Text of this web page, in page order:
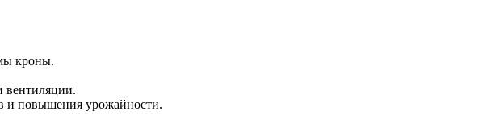
кроны.
вентиляции.
и повышения урожайности.